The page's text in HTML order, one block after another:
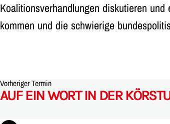
Koalitionsverhandlungen diskutieren
kommen und die schwierige
Vorheriger Termin
AUF EIN WORT IN DER